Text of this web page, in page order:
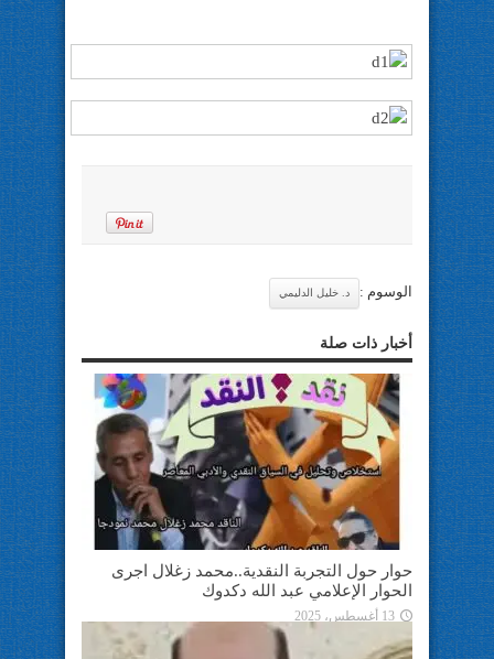
الوسوم : د. خليل الدليمي
أخبار ذات صلة
حوار حول التجربة النقدية..محمد زغلال اجرى
الحوار الإعلامي عبد الله دكدوك
13 أغسطس، 2025